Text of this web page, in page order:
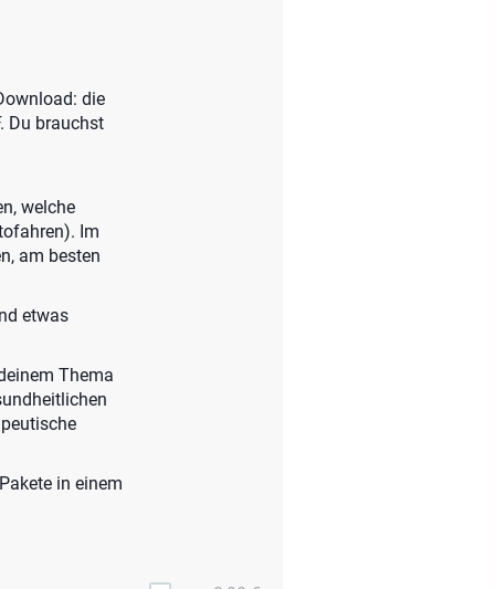
die
Du brauchst
welche
Im
am besten
etwas
Thema
in einem